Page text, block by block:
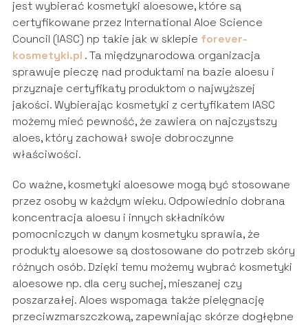
jest wybierać kosmetyki aloesowe, które są
certyfikowane przez International Aloe Science
Council (IASC) np takie jak w sklepie forever-
kosmetyki.pl . Ta międzynarodowa organizacja
sprawuje pieczę nad produktami na bazie aloesu i
przyznaje certyfikaty produktom o najwyższej
jakości. Wybierając kosmetyki z certyfikatem IASC
możemy mieć pewność, że zawiera on najczystszy
aloes, który zachował swoje dobroczynne
właściwości.
Co ważne, kosmetyki aloesowe mogą być stosowane
przez osoby w każdym wieku. Odpowiednio dobrana
koncentracja aloesu i innych składników
pomocniczych w danym kosmetyku sprawia, że
produkty aloesowe są dostosowane do potrzeb skóry
różnych osób. Dzięki temu możemy wybrać kosmetyki
aloesowe np. dla cery suchej, mieszanej czy
poszarzałej. Aloes wspomaga także pielęgnację
przeciwzmarszczkową, zapewniając skórze dogłębne